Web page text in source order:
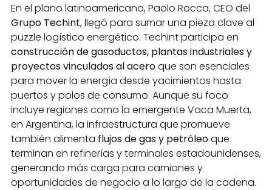
En el plano latinoamericano, Paolo Rocca, CEO del
Grupo Techint, llegó para sumar una pieza clave al
puzzle logístico energético. Techint participa en
construcción de gasoductos, plantas industriales y
proyectos vinculados al aceroque son esenciales
para mover la energía desde yacimientos hasta
puertos y polos de consumo. Aunque su foco
incluye regiones como la emergente Vaca Muerta,
en Argentina, la infraestructura que promueve
también alimenta flujos de gas y petróleoque
terminan en refinerías y terminales estadounidenses,
generando más carga para camiones y
oportunidades de negocio a lo largo de la cadena.